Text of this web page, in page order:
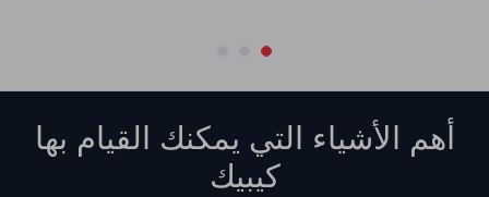
أهم الأشياء التي يمكنك القيام بها
كيبيك